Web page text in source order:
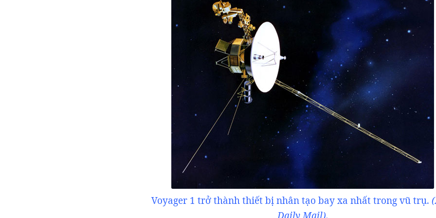
Voyager 1 trở thành thiết bị nhân tạo bay xa nhất trong vũ trụ.